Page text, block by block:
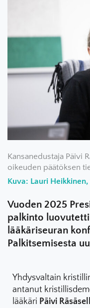
Kansanedustaja Päivi
oikeuden päätöksen
Kuva: Lauri
Vuoden 2025
palkinto
lääkäriseuran
Palkitsemisesta
Yhdysvaltain
antanut
lääkäri Päivi